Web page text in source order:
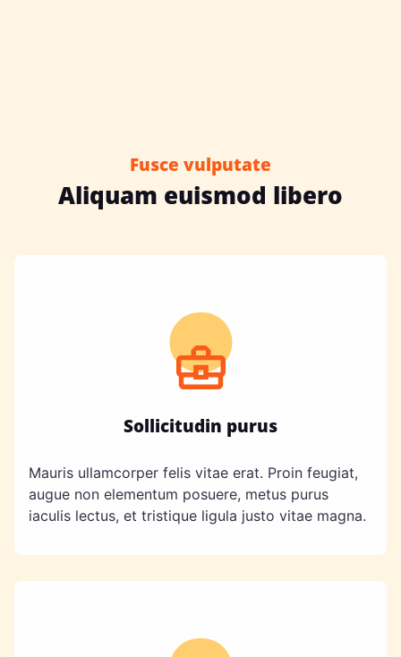
Fusce vulputate
Aliquam euismod libero
Sollicitudin purus
Mauris ullamcorper felis vitae erat. Proin feugiat,
augue non elementum posuere, metus purus
iaculis lectus, et tristique ligula justo vitae magna.